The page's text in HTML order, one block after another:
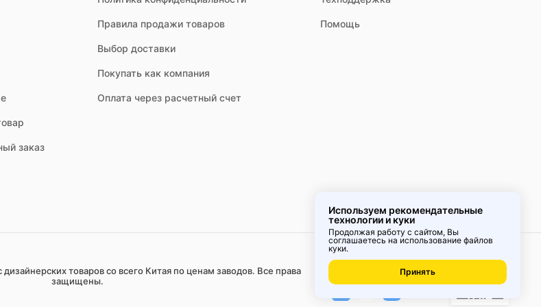
до больших столов на 8-12 человек и больше. Важно, чтобы размер соответствовал площади вашей зоны
комплект будет эксплуатироваться. Непрерывное воздействие солнечного света, дождя, ветра и перепадов
комфортное пространство для приема пищи, но и определяет внешний вид участка. Правильно
заказ
Правила продажи товаров
Выбор доставки
Покупать как компания
Оплата через расчетный счет
Помощь
товаров со всего Китая по ценам заводов. Все права
защищены.
Удобное
Используем рекомендательные
технологии и куки
Продолжая работу с сайтом, Вы
соглашаетесь на использование файлов
куки.
Принять